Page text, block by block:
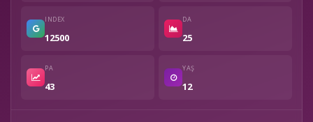
INDEX
12500
DA
25
PA
43
YAŞ
12